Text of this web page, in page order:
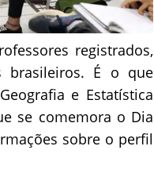
registrados,
brasileiros. É o que
e Estatística
se comemora o Dia
sobre o perfil